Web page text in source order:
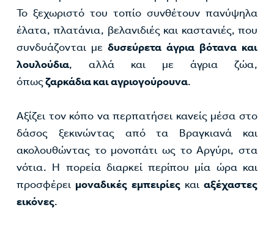
Το ξεχωριστό του τοπίο συνθέτουν πανύψηλα
έλατα, πλατάνια, βελανιδιές και καστανιές, που
συνδυάζονται με δυσεύρετα άγρια βότανα και
λουλούδια, αλλά και με άγρια ζώα,
όπωςζαρκάδια και αγριογούρουνα.
Αξίζει τον κόπο να περπατήσει κανείς μέσα στο
δάσος ξεκινώντας από τα Βραγκιανά και
ακολουθώντας το μονοπάτι ως το Αργύρι, στα
νότια. Η πορεία διαρκεί περίπου μία ώρα και
προσφέρει μοναδικές εμπειρίες και αξέχαστες
εικόνες.